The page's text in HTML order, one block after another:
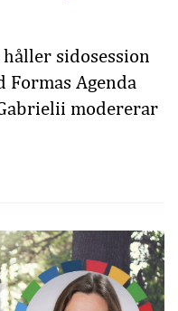
sidosession
Formas Agenda
modererar